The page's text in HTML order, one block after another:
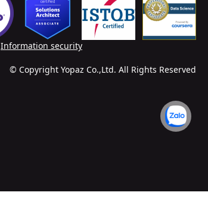
Information security
© Copyright Yopaz Co.,Ltd. All Rights Reserved